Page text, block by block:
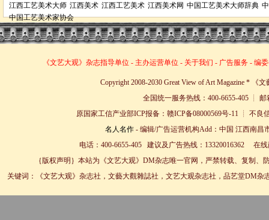
江西工艺美术大师 江西美术 江西工艺美术 江西美术网 中国工艺美术大师辞典
中国工艺美术家协会
《文艺大观》杂志指导单位 - 主办运营单位 - 关于我们 - 广告服务 - 编
Copyright 2008-2030 Great View of Art Magazine * 《
全国统一服务热线：400-6655-405 ┊ 邮
原国家工信产业部ICP报备：赣ICP备08000569号-11 ┊ 不
名人名作- 编辑/广告运营机构Add：中国 江西南昌
电话：400-6655-405 建议及广告热线：13320016362 在
｛版权声明｝本站为《文艺大观》DM杂志唯一官网，严禁转载、复制
关键词：《文艺大观》杂志社，文藝大觀雜誌社，文艺大观杂志社，品艺堂DM